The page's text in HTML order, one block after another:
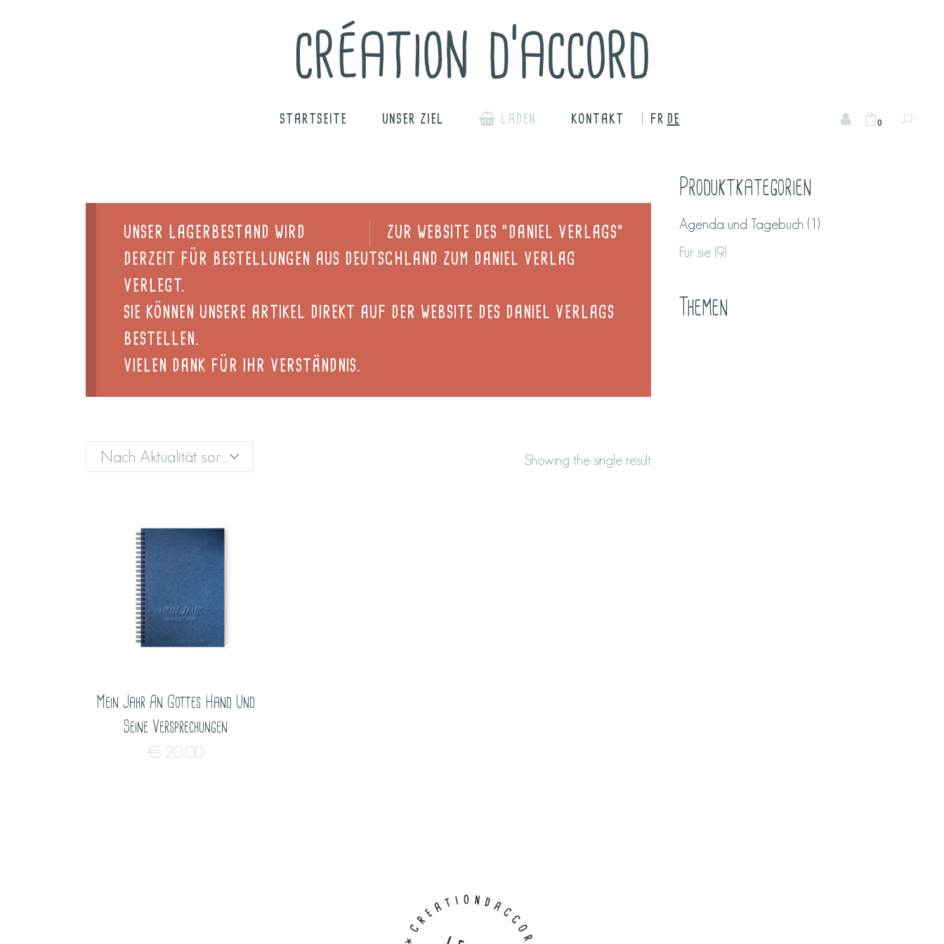
STARTSEITE UNSER ZIEL LADEN KONTAKT FR DE 0
ZUR WEBSITE DES "DANIEL VERLAGS"
UNSER LAGERBESTAND WIRD
DERZEIT FÜR BESTELLUNGEN AUS DEUTSCHLAND ZUM DANIEL VERLAG
VERLEGT.
SIE KÖNNEN UNSERE ARTIKEL DIREKT AUF DER WEBSITE DES DANIEL VERLAGS
BESTELLEN.
VIELEN DANK FÜR IHR VERSTÄNDNIS.
Showing the single result
Mein Jahr An Gottes Hand Und
Seine Versprechungen
€ 20.00
Produktkategorien
Agenda und Tagebuch (1)
Für sie (9)
Themen